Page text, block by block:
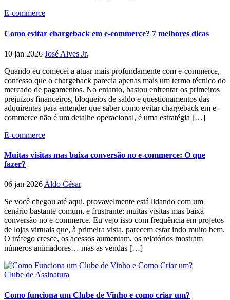
E-commerce
Como evitar chargeback em e-commerce? 7 melhores dicas
10 jan 2026 José Alves Jr.
Quando eu comecei a atuar mais profundamente com e-commerce,
confesso que o chargeback parecia apenas mais um termo técnico do
mercado de pagamentos. No entanto, bastou enfrentar os primeiros
prejuízos financeiros, bloqueios de saldo e questionamentos das
adquirentes para entender que saber como evitar chargeback em e-
commerce não é um detalhe operacional, é uma estratégia […]
E-commerce
Muitas visitas mas baixa conversão no e-commerce: O que
fazer?
06 jan 2026Aldo César
Se você chegou até aqui, provavelmente está lidando com um
cenário bastante comum, e frustrante: muitas visitas mas baixa
conversão no e-commerce. Eu vejo isso com frequência em projetos
de lojas virtuais que, à primeira vista, parecem estar indo muito bem.
O tráfego cresce, os acessos aumentam, os relatórios mostram
números animadores… mas as vendas […]
Clube de Assinatura
Como funciona um Clube de Vinho e como criar um?